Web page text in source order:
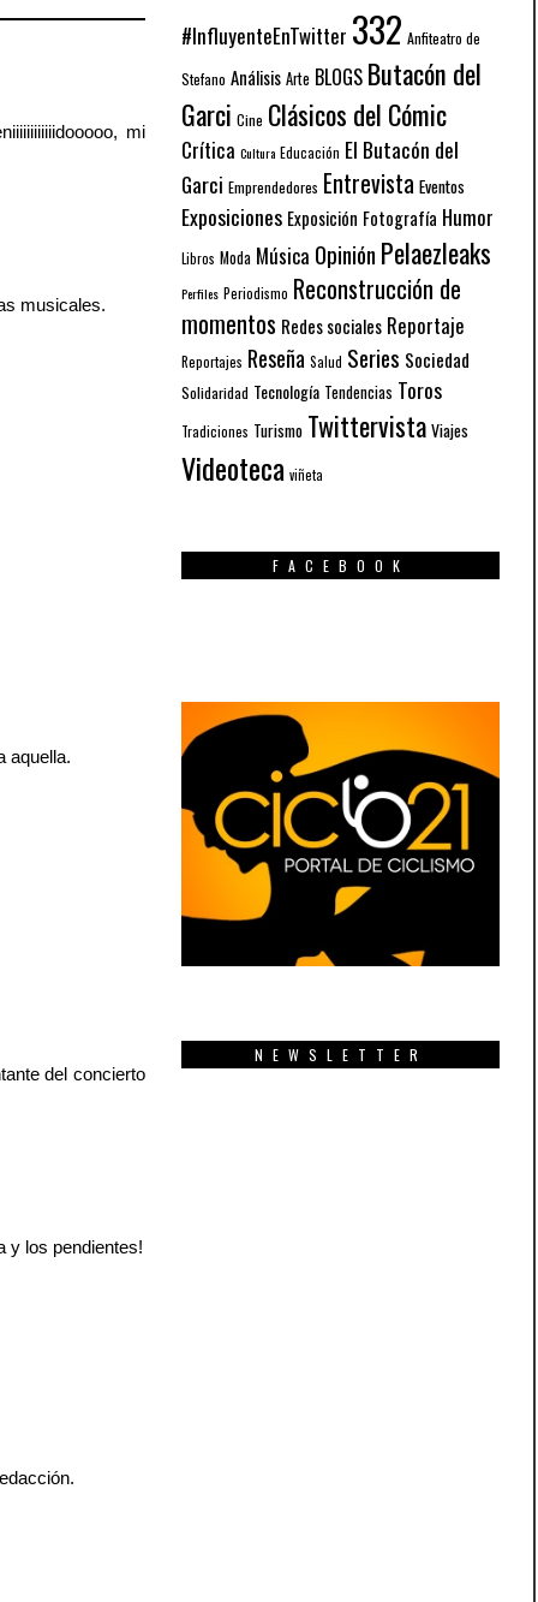
mi
musicales.
aquella.
del concierto
y los pendientes!
#InfluyenteEnTwitter 332 Anfiteatro de
Stefano Análisis Arte BLOGS Butacón del
Garci Cine Clásicos del Cómic
Crítica Cultura Educación El Butacón del
Garci Emprendedores Entrevista Eventos
Exposiciones Exposición Fotografía Humor
Libros Moda Música Opinión Pelaezleaks
Perfiles Periodismo Reconstrucción de
momentos Redes sociales Reportaje
Reportajes Reseña Salud Series Sociedad
Solidaridad Tecnología Tendencias Toros
Tradiciones Turismo Twittervista Viajes
Videoteca viñeta
FACEBOOK
NEWSLETTER